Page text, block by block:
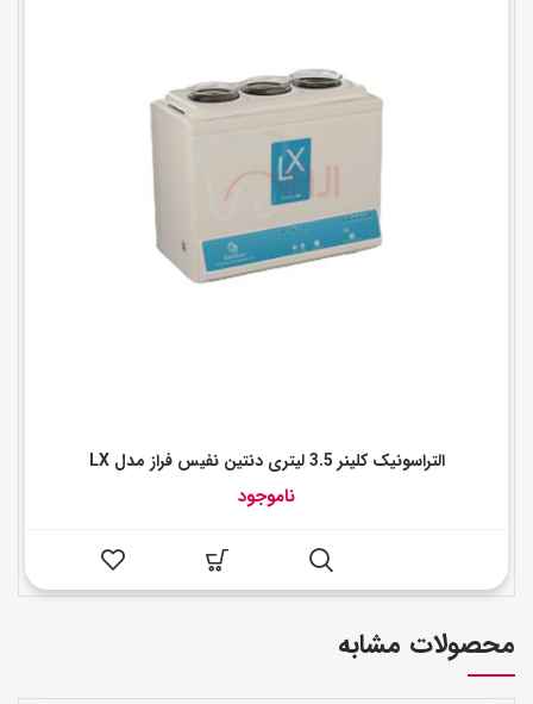
التراسونیک کلینر 3.5 لیتری دنتین نفیس فراز مدل LX
ناموجود
محصولات مشابه